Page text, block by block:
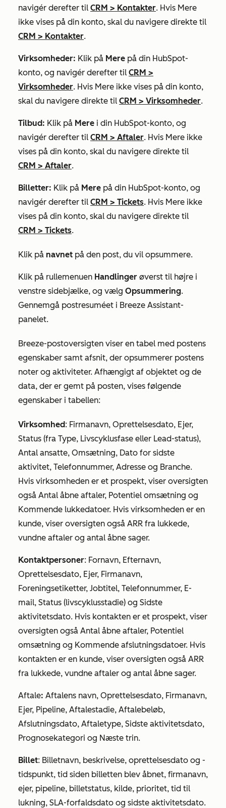
navigér derefter til CRM > Kontakter. Hvis Mere
ikke vises på din konto, skal du navigere direkte til
CRM > Kontakter.
Virksomheder: Klik på Mere på din HubSpot-
konto, og navigér derefter til CRM >
Virksomheder. Hvis Mere ikke vises på din konto,
skal du navigere direkte til CRM > Virksomheder.
Tilbud: Klik på Mere i din HubSpot-konto, og
navigér derefter til CRM > Aftaler. Hvis Mere ikke
vises på din konto, skal du navigere direkte til
CRM > Aftaler.
Billetter: Klik på Mere på din HubSpot-konto, og
navigér derefter til CRM > Tickets. Hvis Mere ikke
vises på din konto, skal du navigere direkte til
CRM > Tickets.
Klik på navnet på den post, du vil opsummere.
Klik på rullemenuen Handlinger øverst til højre i
venstre sidebjælke, og vælg Opsummering.
Gennemgå postresuméet i Breeze Assistant-
panelet.
Breeze-postoversigten viser en tabel med postens
egenskaber samt afsnit, der opsummerer postens
noter og aktiviteter. Afhængigt af objektet og de
data, der er gemt på posten, vises følgende
egenskaber i tabellen:
Virksomhed: Firmanavn, Oprettelsesdato, Ejer,
Status (fra Type, Livscyklusfase eller Lead-status),
Antal ansatte, Omsætning, Dato for sidste
aktivitet, Telefonnummer, Adresse og Branche.
Hvis virksomheden er et prospekt, viser oversigten
også Antal åbne aftaler, Potentiel omsætning og
Kommende lukkedatoer. Hvis virksomheden er en
kunde, viser oversigten også ARR fra lukkede,
vundne aftaler og antal åbne sager.
Kontaktpersoner: Fornavn, Efternavn,
Oprettelsesdato, Ejer, Firmanavn,
Foreningsetiketter, Jobtitel, Telefonnummer, E-
mail, Status (livscyklusstadie) og Sidste
aktivitetsdato. Hvis kontakten er et prospekt, viser
oversigten også Antal åbne aftaler, Potentiel
omsætning og Kommende afslutningsdatoer. Hvis
kontakten er en kunde, viser oversigten også ARR
fra lukkede, vundne aftaler og antal åbne sager.
Aftale: Aftalens navn, Oprettelsesdato, Firmanavn,
Ejer, Pipeline, Aftalestadie, Aftalebeløb,
Afslutningsdato, Aftaletype, Sidste aktivitetsdato,
Prognosekategori og Næste trin.
Billet: Billetnavn, beskrivelse, oprettelsesdato og -
tidspunkt, tid siden billetten blev åbnet, firmanavn,
ejer, pipeline, billetstatus, kilde, prioritet, tid til
lukning, SLA-forfaldsdato og sidste aktivitetsdato.